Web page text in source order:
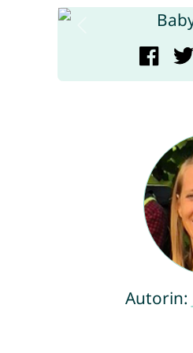
Autorin: